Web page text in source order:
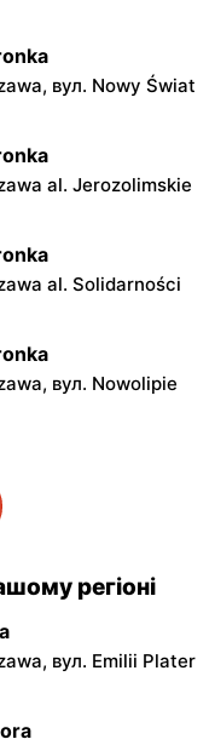
вул. Nowy Świat
al. Jerozolimskie
al. Solidarności
вул. Nowolipie
вул. Dobra 42
вул. Solec 24
6
регіоні
вул. Emilii Plater